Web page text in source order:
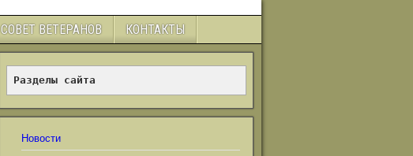
СОВЕТ ВЕТЕРАНОВ КОНТАКТЫ
Разделы сайта
Новости